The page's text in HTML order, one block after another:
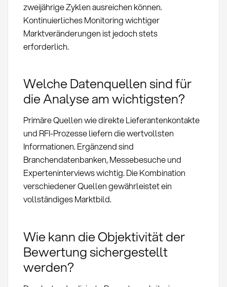
zweijährige Zyklen ausreichen können.
Kontinuierliches Monitoring wichtiger
Marktveränderungen ist jedoch stets
erforderlich.
Welche Datenquellen sind für
die Analyse am wichtigsten?
Primäre Quellen wie direkte Lieferantenkontakte
und RFI-Prozesse liefern die wertvollsten
Informationen. Ergänzend sind
Branchendatenbanken, Messebesuche und
Experteninterviews wichtig. Die Kombination
verschiedener Quellen gewährleistet ein
vollständiges Marktbild.
Wie kann die Objektivität der
Bewertung sichergestellt
werden?